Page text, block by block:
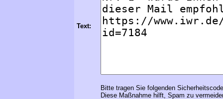
Text:
Bitte tragen Sie folgenden
Diese Maßnahme hilft, Spam zu